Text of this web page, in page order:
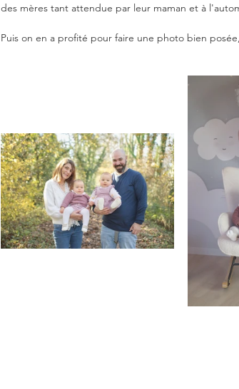
des mères tant attendue par leur maman et à
Puis on en a profité pour faire une photo bien